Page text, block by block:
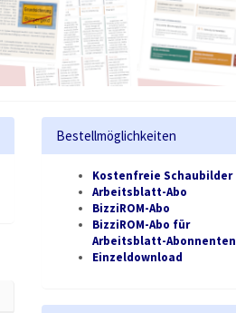
Bestellmöglichkeiten
Kostenfreie Schaubilder
Arbeitsblatt-Abo
BizziROM-Abo
BizziROM-Abo für
Arbeitsblatt-Abonnenten
Einzeldownload